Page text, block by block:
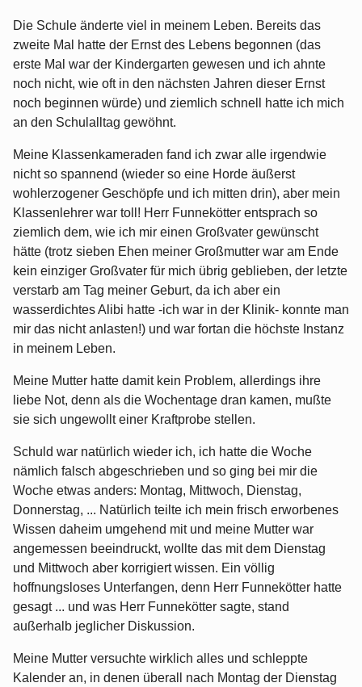
Die Schule änderte viel in meinem Leben. Bereits das
zweite Mal hatte der Ernst des Lebens begonnen (das
erste Mal war der Kindergarten gewesen und ich ahnte
noch nicht, wie oft in den nächsten Jahren dieser Ernst
noch beginnen würde) und ziemlich schnell hatte ich mich
an den Schulalltag gewöhnt.
Meine Klassenkameraden fand ich zwar alle irgendwie
nicht so spannend (wieder so eine Horde äußerst
wohlerzogener Geschöpfe und ich mitten drin), aber mein
Klassenlehrer war toll! Herr Funnekötter entsprach so
ziemlich dem, wie ich mir einen Großvater gewünscht
hätte (trotz sieben Ehen meiner Großmutter war am Ende
kein einziger Großvater für mich übrig geblieben, der letzte
verstarb am Tag meiner Geburt, da ich aber ein
wasserdichtes Alibi hatte -ich war in der Klinik- konnte man
mir das nicht anlasten!) und war fortan die höchste Instanz
in meinem Leben.
Meine Mutter hatte damit kein Problem, allerdings ihre
liebe Not, denn als die Wochentage dran kamen, mußte
sie sich ungewollt einer Kraftprobe stellen.
Schuld war natürlich wieder ich, ich hatte die Woche
nämlich falsch abgeschrieben und so ging bei mir die
Woche etwas anders: Montag, Mittwoch, Dienstag,
Donnerstag, ... Natürlich teilte ich mein frisch erworbenes
Wissen daheim umgehend mit und meine Mutter war
angemessen beeindruckt, wollte das mit dem Dienstag
und Mittwoch aber korrigiert wissen. Ein völlig
hoffnungsloses Unterfangen, denn Herr Funnekötter hatte
gesagt ... und was Herr Funnekötter sagte, stand
außerhalb jeglicher Diskussion.
Meine Mutter versuchte wirklich alles und schleppte
Kalender an, in denen überall nach Montag der Dienstag